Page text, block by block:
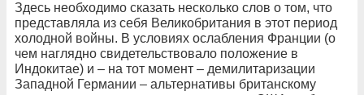
Здесь необходимо сказать несколько слов о том, что
представляла из себя Великобритания в этот период
холодной войны. В условиях ослабления Франции (о
чем наглядно свидетельствовало положение в
Индокитае) и – на тот момент – демилитаризации
Западной Германии – альтернативы британскому